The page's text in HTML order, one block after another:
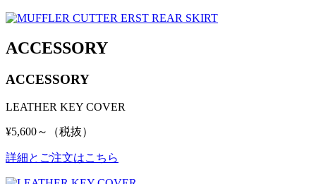
ACCESSORY
ACCESSORY
LEATHER KEY COVER
¥5,600～（税抜）
詳細とご注文はこちら